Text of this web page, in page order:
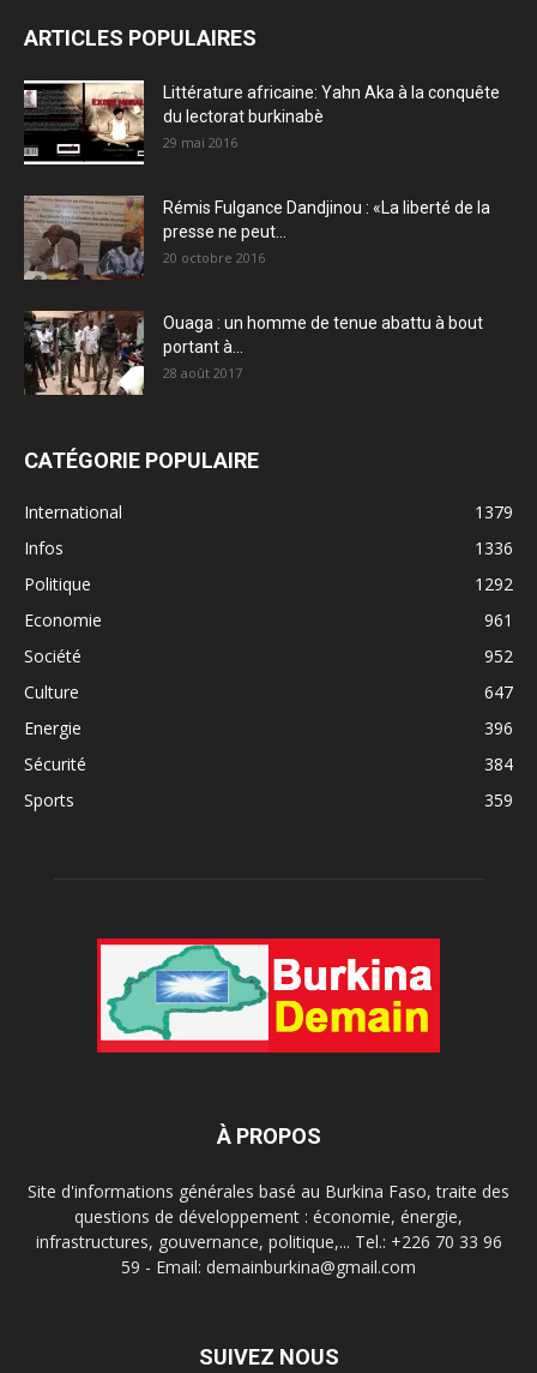
ARTICLES POPULAIRES
Littérature africaine: Yahn Aka à la conquête
du lectorat burkinabè
29 mai 2016
Rémis Fulgance Dandjinou : «La liberté de la
presse ne peut...
20 octobre 2016
Ouaga : un homme de tenue abattu à bout
portant à...
28 août 2017
CATÉGORIE POPULAIRE
International
1379
Infos
1336
Politique
1292
Economie
961
Société
952
Culture
647
Energie
396
Sécurité
384
Sports
359
À PROPOS
Site d'informations générales basé au Burkina Faso, traite des
questions de développement : économie, énergie,
infrastructures, gouvernance, politique,... Tel.: +226 70 33 96
59 - Email: demainburkina@gmail.com
SUIVEZ NOUS